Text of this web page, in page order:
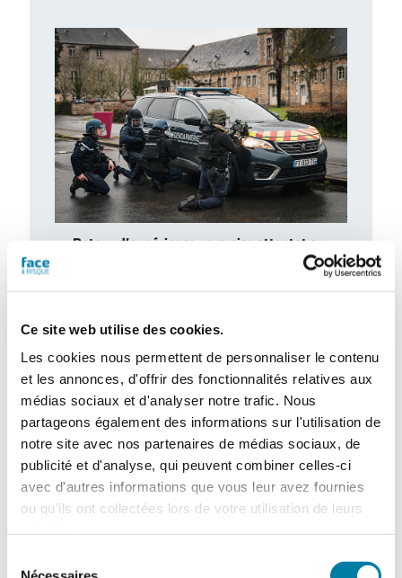
Ce site web utilise des cookies.
Les cookies nous permettent de personnaliser le contenu
et les annonces, d'offrir des fonctionnalités relatives aux
médias sociaux et d'analyser notre trafic. Nous
partageons également des informations sur l'utilisation de
notre site avec nos partenaires de médias sociaux, de
publicité et d'analyse, qui peuvent combiner celles-ci
avec d'autres informations que vous leur avez fournies
ou qu'ils ont collectées lors de votre utilisation de leurs
Retour d’expérience : exercice attentat au